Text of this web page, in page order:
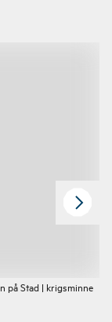
på Stad | krigsminne